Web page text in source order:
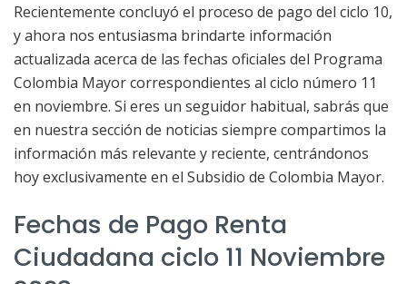
Recientemente concluyó el proceso de pago del ciclo 10,
y ahora nos entusiasma brindarte información
actualizada acerca de las fechas oficiales del Programa
Colombia Mayor correspondientes al ciclo número 11
en noviembre. Si eres un seguidor habitual, sabrás que
en nuestra sección de noticias siempre compartimos la
información más relevante y reciente, centrándonos
hoy exclusivamente en el Subsidio de Colombia Mayor.
Fechas de Pago Renta
Ciudadana ciclo 11 Noviembre